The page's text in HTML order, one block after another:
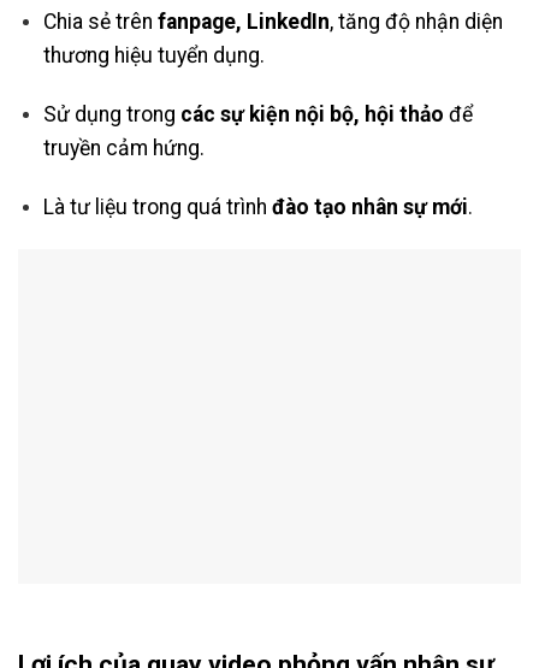
Chia sẻ trên fanpage, LinkedIn, tăng độ nhận diện
thương hiệu tuyển dụng.
Sử dụng trong các sự kiện nội bộ, hội thảo để
truyền cảm hứng.
Là tư liệu trong quá trình đào tạo nhân sự mới.